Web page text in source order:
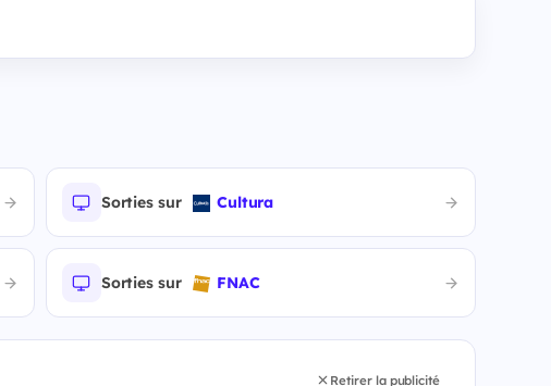
Sorties sur Cultura
Sorties sur FNAC
Retirer la publicité